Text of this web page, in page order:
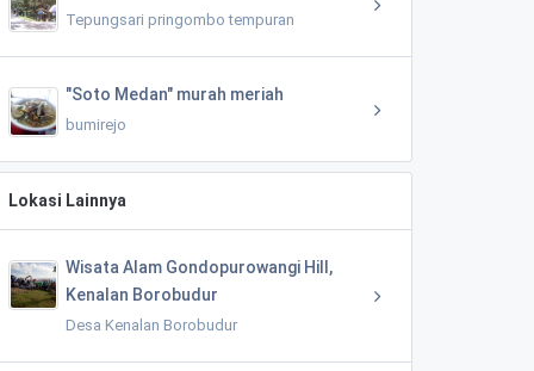
Tepungsari pringombo tempuran
"Soto Medan" murah meriah
bumirejo
Lokasi Lainnya
Wisata Alam Gondopurowangi Hill,
Kenalan Borobudur
Desa Kenalan Borobudur